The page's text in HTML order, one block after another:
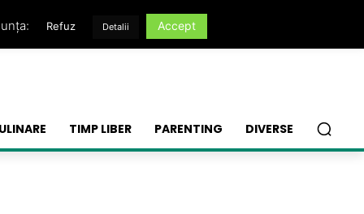
TIMP LIBER PARENTING DIVERSE
Refuz Detalii Accept